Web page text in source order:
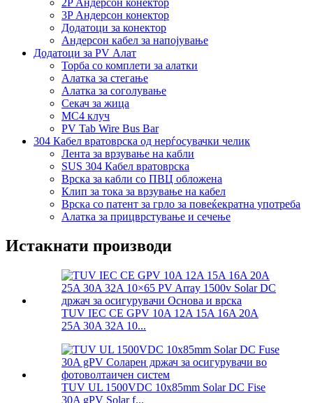
3P Андерсон конектор
Додатоци за конектор
Андерсон кабел за напојување
Додатоци за PV Алат
Торба со комплети за алатки
Алатка за стегање
Алатка за соголување
Секач за жица
MC4 клуч
PV Tab Wire Bus Bar
304 Кабел вратоврска од нерѓосувачки челик
Лента за врзување на кабли
SUS 304 Кабел вратоврска
Врска за кабли со ПВЦ обложена
Клип за тока за врзување на кабел
Врска со патент за грло за повеќекратна употреба
Алатка за прицврстување и сечење
Истакнати производи
TUV IEC CE GPV 10A 12A 15A 16A 20A
25A 30A 32A 10...
TUV UL 1500VDC 10x85mm Solar DC Fise
30A gPV Solar f...